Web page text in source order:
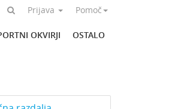
Prijava Pomoč
OKVIRJI OSTALO